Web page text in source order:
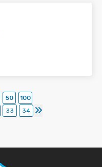
50
100
33 34